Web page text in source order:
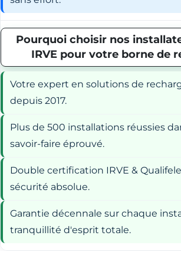
Pourquoi choisir nos
IRVE pour votre borne de
Votre expert en solutions de
depuis 2017.
Plus de 500 installations réussies
savoir-faire éprouvé.
Double certification IRVE &
sécurité absolue.
Garantie décennale sur chaque
tranquillité d'esprit totale.